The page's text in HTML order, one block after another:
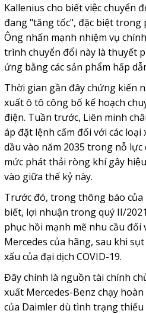
Kallenius cho biết việc chuyển
đang "tăng tốc", đặc biệt trong
Ông nhấn mạnh nhiệm vụ
trình chuyển đổi này là thuyết
ứng bằng các sản phẩm hấp
Thời gian gần đây chứng kiến
xuất ô tô công bố kế hoạch
điện. Tuần trước, Liên minh
áp đặt lệnh cấm đối với các loại
dầu vào năm 2035 trong nỗ
mức phát thải ròng khí gây
vào giữa thế kỷ này.
Trước đó, trong thông báo của
biết, lợi nhuận trong quý II/
phục hồi mạnh mẽ nhu cầu đối
Mercedes của hãng, sau khi
xấu của đại dịch COVID-19.
Đây chính là nguồn tài chính
xuất Mercedes-Benz chạy
của Daimler dù tình trạng